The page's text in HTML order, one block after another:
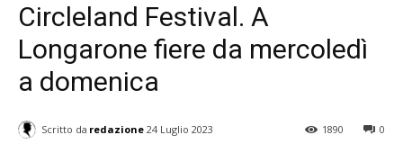
Circleland Festival. A
Longarone fiere da mercoledì
a domenica
Scritto da redazione 24 Luglio 2023 0
1890